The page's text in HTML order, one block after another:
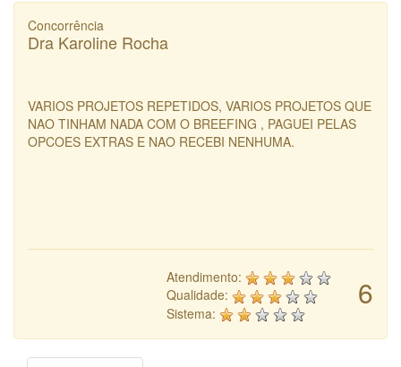
Concorrência
Dra Karoline Rocha
VARIOS PROJETOS REPETIDOS, VARIOS PROJETOS QUE
NAO TINHAM NADA COM O BREEFING , PAGUEI PELAS
OPCOES EXTRAS E NAO RECEBI NENHUMA.
6
Atendimento:
Qualidade:
Sistema: